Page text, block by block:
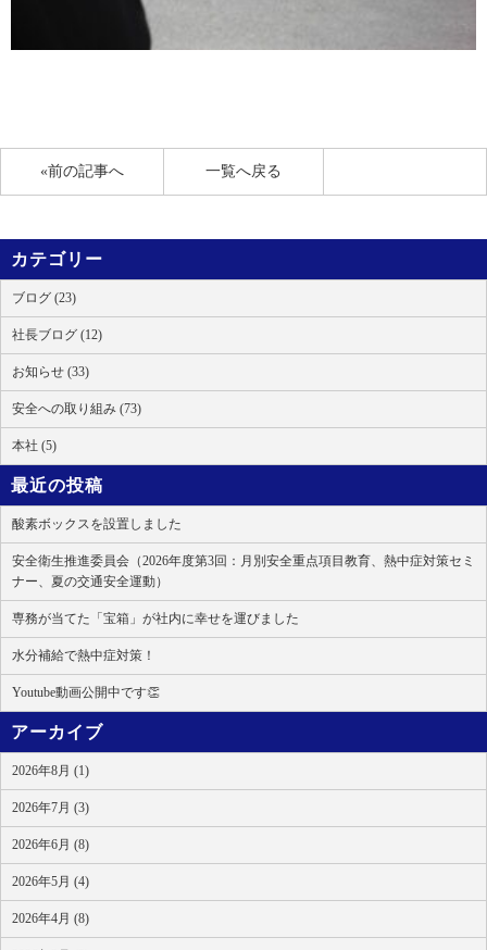
«前の記事へ 一覧へ戻る
カテゴリー
ブログ (23)
社長ブログ (12)
お知らせ (33)
安全への取り組み (73)
本社 (5)
最近の投稿
酸素ボックスを設置しました
安全衛生推進委員会（2026年度第3回：月別安全重点項目教育、熱中症対策セミ
ナー、夏の交通安全運動）
専務が当てた「宝箱」が社内に幸せを運びました
水分補給で熱中症対策！
Youtube動画公開中です👏
アーカイブ
2026年8月 (1)
2026年7月 (3)
2026年6月 (8)
2026年5月 (4)
2026年4月 (8)